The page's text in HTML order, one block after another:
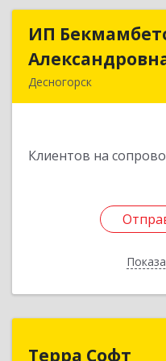
ИП
Десногорск
Клиентов на
ИП
Терра Софт